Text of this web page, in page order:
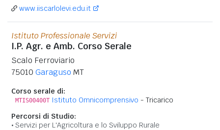
www.iiscarlolevi.edu.it
Istituto Professionale Servizi
I.P. Agr. e Amb. Corso Serale
Scalo Ferroviario
75010 Garaguso MT
Corso serale di:
MTIS00400T Istituto Omnicomprensivo - Tricarico
Percorsi di Studio:
Servizi per L'Agricoltura e lo Sviluppo Rurale